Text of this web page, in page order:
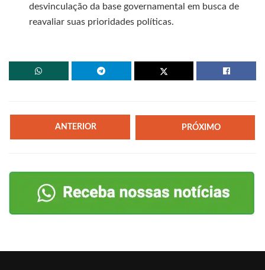
desvinculação da base governamental em busca de
reavaliar suas prioridades políticas.
ANTERIOR PRÓXIMO